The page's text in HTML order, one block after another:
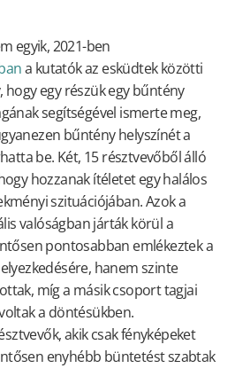
egyik, 2021-ben
a kutatók az esküdtek közötti
egy részük egy bűntény
segítségével ismerte meg,
bűntény helyszínét a
be. Két, 15 résztvevőből álló
hozzanak ítéletet egy halálos
szituációjában. Azok a
valóságban járták körül a
pontosabban emlékeztek a
hanem szinte
míg a másik csoport tagjai
a döntésükben.
akik csak fényképeket
enyhébb büntetést szabtak